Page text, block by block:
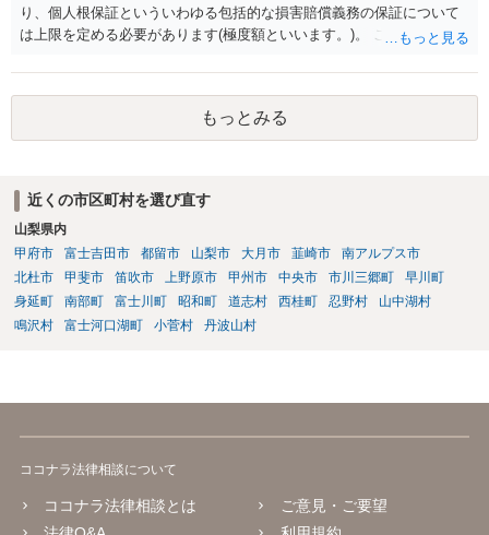
り、個人根保証といういわゆる包括的な損害賠償義務の保証について
は上限を定める必要があります(極度額といいます。)。 この書式にサ
り、会社側は請求できない可能性が高そうです。
もっとみる
近くの市区町村を選び直す
山梨県内
甲府市
富士吉田市 都留市 山梨市 大月市 韮崎市
南アルプス市
北杜市
甲斐市 笛吹市 上野原市 甲州市 中央市 市川三郷町
早川町
身延町
南部町 富士川町 昭和町 道志村 西桂町 忍野村
山中湖村
鳴沢村
富士河口湖町 小菅村 丹波山村
ココナラ法律相談について
ココナラ法律相談とは
ご意見・ご要望